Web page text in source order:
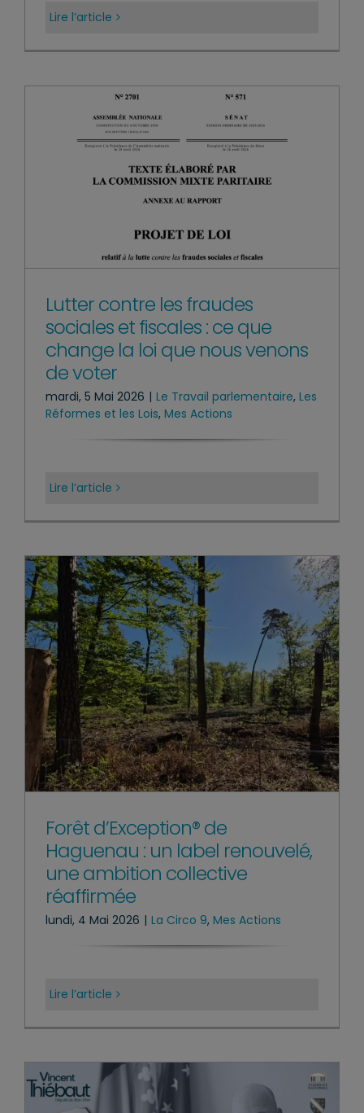
Lire l’article
Lutter contre les fraudes
sociales et fiscales : ce que
change la loi que nous venons
de voter
mardi, 5 Mai 2026 | Le Travail parlementaire, Les
Réformes et les Lois, Mes Actions
Lire l’article
Forêt d’Exception® de
Haguenau : un label renouvelé,
une ambition collective
réaffirmée
lundi, 4 Mai 2026 | La Circo 9, Mes Actions
Lire l’article